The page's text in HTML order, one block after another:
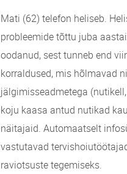
Mati (62) telefon heliseb.
probleemide tõttu juba
oodanud, sest tunneb end
korraldused, mis hõlmavad
jälgimisseadmetega
koju kaasa antud nutikad
näitajaid. Automaatselt
vastutavad
raviotsuste tegemiseks.